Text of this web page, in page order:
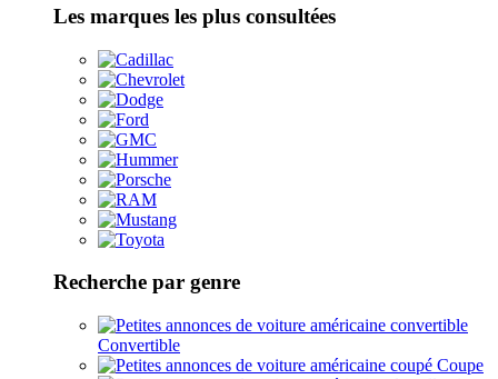
Les marques les plus consultées
Recherche par genre
Convertible
Coupe